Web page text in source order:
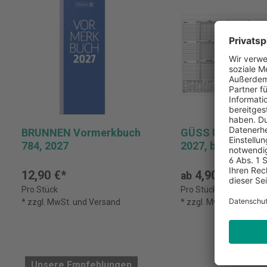
BRUNNEN Vormerkbuch
784, 2027
12,90 €*
Pro Stück
* zzgl. MwSt. und Versand
GÜSS
2027, bis 15
ab4,90 €*
Pro Stück (ab 2 Stück)
* zzgl. MwSt. und